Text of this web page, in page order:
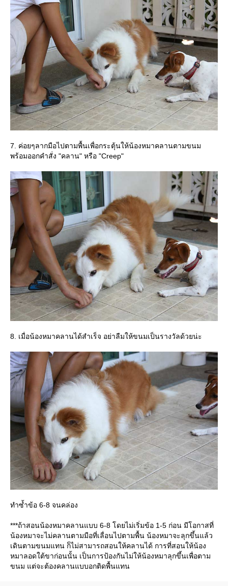
7. ค่อยๆลากมือไปตามพื้นเพื่อกระตุ้นให้น้องหมาคลานตามขนม
พร้อมออกคำสั่ง "คลาน" หรือ "Creep"
8. เมื่อน้องหมาคลานได้สำเร็จ อย่าลืมให้ขนมเป็นรางวัลด้วยน่ะ
ทำซ้ำข้อ 6-8 จนคล่อง
***ถ้าสอนน้องหมาคลานแบบ 6-8 โดยไม่เริ่มข้อ 1-5 ก่อน มีโอกาสที่
น้องหมาจะไม่คลานตามมือที่เลื่อนไปตามพื้น น้องหมาจะลุกขึ้นแล้ว
เดินตามขนมแทน ก็ไม่สามารถสอนให้คลานได้ การที่สอนให้น้อง
หมาลอดใต้ขาก่อนนั้น เป็นการป้องกันไม่ให้น้องหมาลุกขึ้นเพื่อตาม
ขนม แต่จะต้องคลานแบบอกติดพื้นแทน